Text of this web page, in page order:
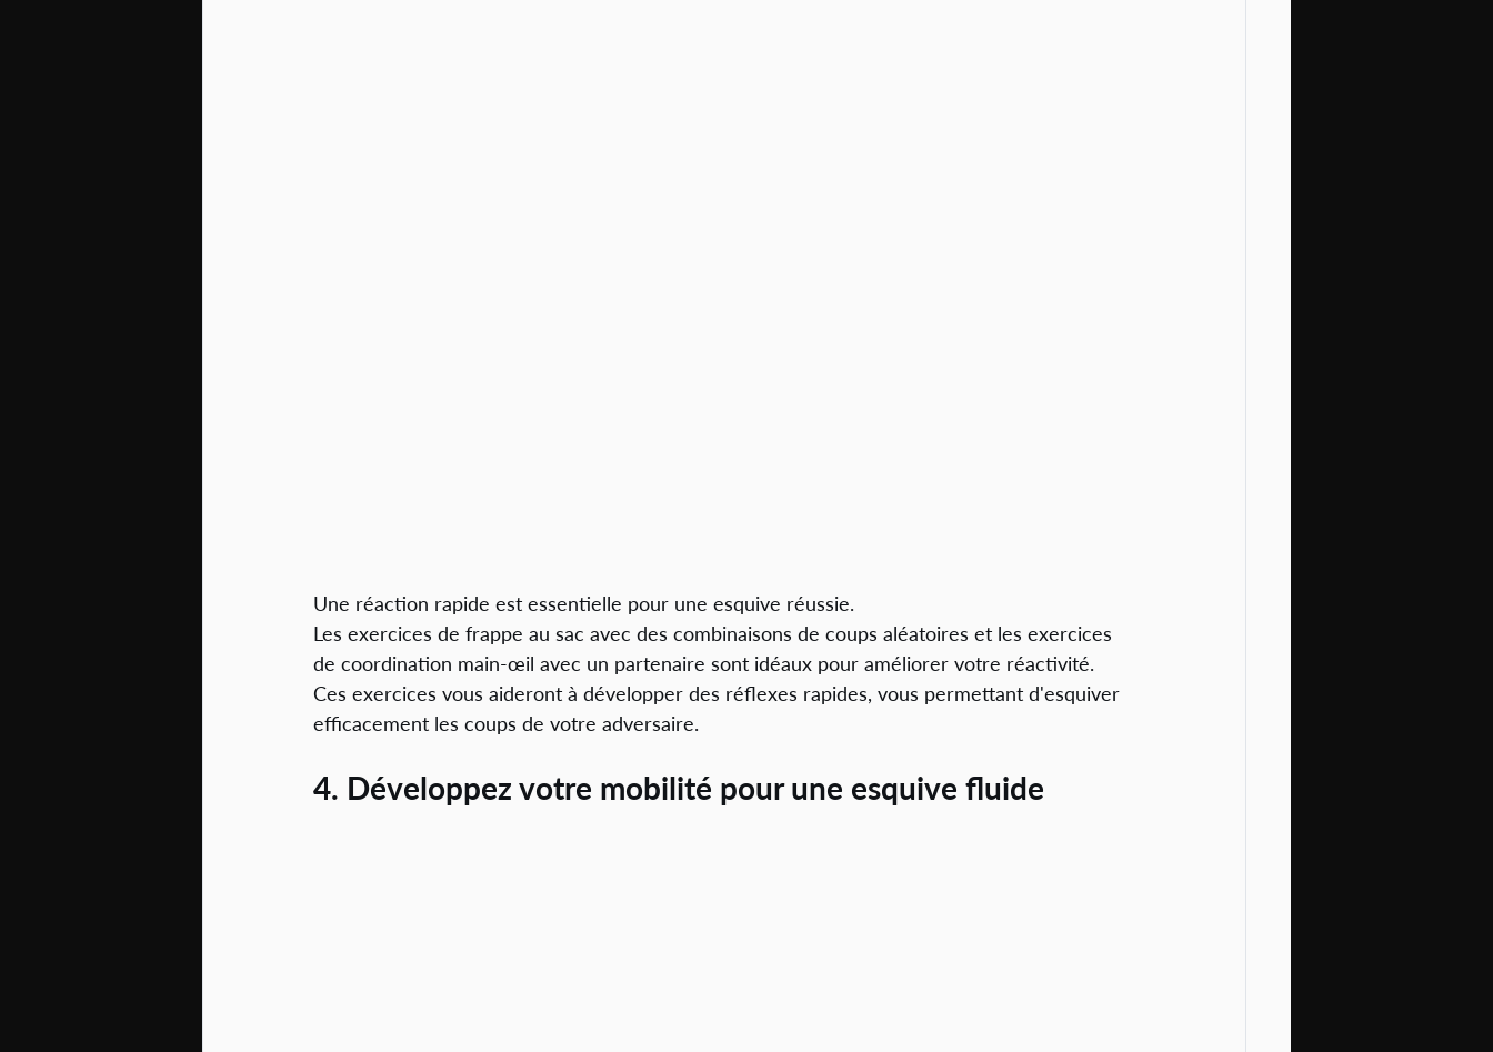
Une réaction rapide est essentielle pour une esquive réussie.
Les exercices de frappe au sac avec des combinaisons de coups aléatoires et les exercices
de coordination main-œil avec un partenaire sont idéaux pour améliorer votre réactivité.
Ces exercices vous aideront à développer des réflexes rapides, vous permettant d'esquiver
efficacement les coups de votre adversaire.
4. Développez votre mobilité pour une esquive fluide